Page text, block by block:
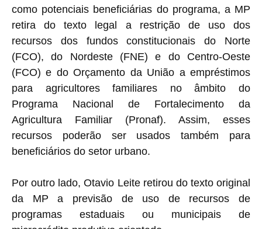
como potenciais beneficiárias do programa, a MP
retira do texto legal a restrição de uso dos
recursos dos fundos constitucionais do Norte
(FCO), do Nordeste (FNE) e do Centro-Oeste
(FCO) e do Orçamento da União a empréstimos
para agricultores familiares no âmbito do
Programa Nacional de Fortalecimento da
Agricultura Familiar (Pronaf). Assim, esses
recursos poderão ser usados também para
beneficiários do setor urbano.
Por outro lado, Otavio Leite retirou do texto original
da MP a previsão de uso de recursos de
programas estaduais ou municipais de